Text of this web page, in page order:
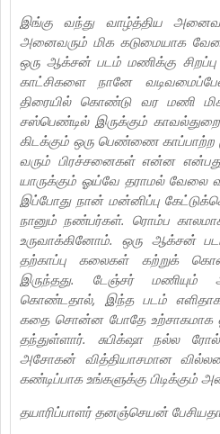
இங்கு வந்து வாழ்த்திய
அனைவரும் மிக கடுமையாக
ஒரு ஆக்சன் படம் மணிக்கு
காட்சிகளை நானே
திரையில் கொண்டு வர மணி
சஸ்பெண்டில் இருக்கும் காவல்துறை
கிடக்கும் ஒரு பெண்ணை காப்பாற்ற
வரும் பிரச்சனைகள் என்ன
யாருக்கும் ஓய்வே தராமல் வேலை
இப்போது நான் மன்னிப்பு
நானும் நண்பர்கள். ரொம்ப
உருவாக்கினோம். ஒரு ஆக்சன்
தற்காப்பு கலைகள் கற்றுக்
இருந்தது. டேஞ்சர் மணியும்
கொண்டதால், இந்த படம் எளிதாக
கதை சொன்ன போதே உற்சாகமாக
தந்துள்ளார். சுபிக்‌ஷா நல்ல
அசோகன் வித்தியாசமான
கண்டிப்பாக உங்களுக்கு பிடிக்கும்
தயாரிப்பாளர் தனஞ்செயன்